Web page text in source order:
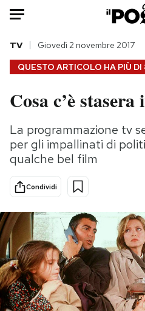
HOME
Italia
Politica
Tecnologia
Scienza
Economia
Sport
PODCAST
QUESTO ARTICOLO HA PIÙ DI
TV Giovedì 2 novembre 2017
Cosa c’è
La programmazione tv
per gli impallinati di
qualche bel film
Condividi